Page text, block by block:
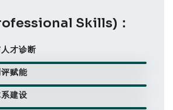
Skills)：
才诊断
赋能
建设